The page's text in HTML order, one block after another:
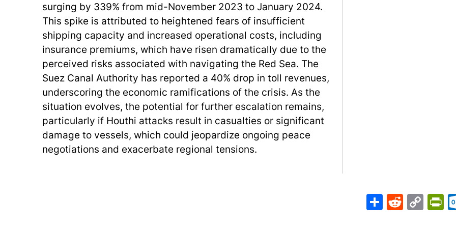
surging by 339% from mid-November 2023 to January 2024.
This spike is attributed to heightened fears of insufficient
shipping capacity and increased operational costs, including
insurance premiums, which have risen dramatically due to the
perceived risks associated with navigating the Red Sea. The
Suez Canal Authority has reported a 40% drop in toll revenues,
underscoring the economic ramifications of the crisis. As the
situation evolves, the potential for further escalation remains,
particularly if Houthi attacks result in casualties or significant
damage to vessels, which could jeopardize ongoing peace
negotiations and exacerbate regional tensions.
Outlook.com
PrintFriendly
Copy
Reddit